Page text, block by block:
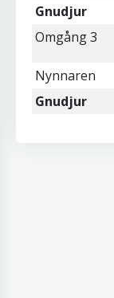
Gnudjur
Omgång 3
Nynnaren
Gnudjur